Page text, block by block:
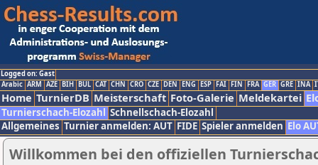
Logged on: Gast
Arabic ARM AZE BIH BUL CAT CHN CRO CZE DEN ENG ESP FAI FIN FRA GER GRE INA
Home TurnierDB Meisterschaft Foto-Galerie Meldekartei
Turnierschach-Elozahl Schnellschach-Elozahl
Allgemeines Turnier anmelden: AUT FIDE Spieler anmelden Elo
Willkommen bei den offiziellen